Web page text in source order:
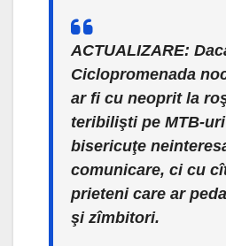
ACTUALIZARE:
Ciclopromenada
ar fi cu neoprit la
teribilişti pe MTB-
bisericuţe
comunicare, ci cu
prieteni care ar
şi zîmbitori.